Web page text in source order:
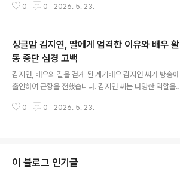
피워보려 했습니다. 하지만 천식으로 인해 결국 흡연에 실
나 정보 교류의 수단으로 작용하기도 합니다. 정지선 셰프
의 경험은 이러한 문화적 배경 속에서 비롯된 것입니다. 이
러한 소통 방식에 대한 공감대가 형성되기도 합니다. 정지
선 셰프의 방송 활동 및 향후 전망정지선 셰프는 넷플릭스
예능 '흑백요리사'에 출연하며 실력파 셰프로 대중적인 인
지도를 얻었습니다. 앞으로도 다양한 방송 활동을 통해 자
0 0 2026. 5. 23.
싱글맘 김지연, 딸에게 엄격한 이유와 배우 활
동 중단 심경 고백
김지연, 배우의 길을 걷게 된 계기배우 김지연 씨가 방송에
출연하여 근황을 전했습니다. 김지연 씨는 다양한 역할을
이야기했습니다. 이러한 경험은 김지연 씨가 배우의 길을
는 엄마의 마음을 전했습니다. 과거 배우 활동 당시 겪었던
감독의 폭언과 가족에 대한 모욕적인 발언으로 인해 배우
0 0 2026. 5. 23.
이 블로그 인기글